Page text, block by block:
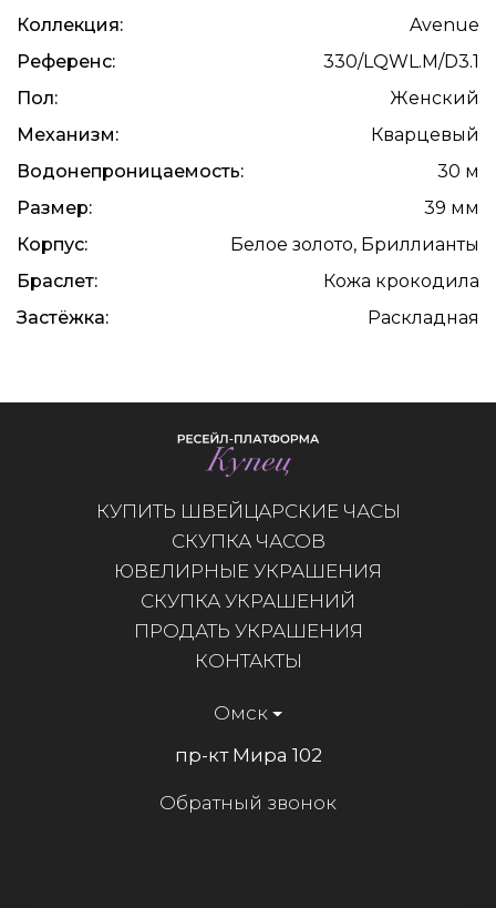
Коллекция:
Avenue
Референс:
330/LQWL.M/D3.1
Пол:
Женский
Механизм:
Кварцевый
Водонепроницаемость:
30 м
Размер:
39 мм
Корпус:
Белое золото, Бриллианты
Браслет:
Кожа крокодила
Застёжка:
Раскладная
КУПИТЬ ШВЕЙЦАРСКИЕ ЧАСЫ
СКУПКА ЧАСОВ
ЮВЕЛИРНЫЕ УКРАШЕНИЯ
СКУПКА УКРАШЕНИЙ
ПРОДАТЬ УКРАШЕНИЯ
КОНТАКТЫ
Омск
пр-кт Мира 102
Обратный звонок